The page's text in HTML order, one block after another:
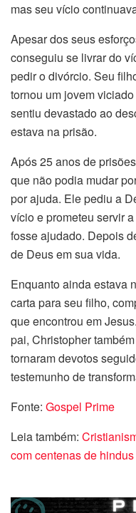
mas seu vício
Apesar dos seus
conseguiu se livrar do
pedir o divórcio. Seu
tornou um jovem
sentiu devastado ao
estava na prisão.
Após 25 anos de
que não podia mudar
por ajuda. Ele pediu a
vício e prometeu servir
fosse ajudado. Depois
de Deus em sua vida.
Enquanto ainda estava
carta para seu filho,
que encontrou em
pai, Christopher
tornaram devotos
testemunho de
Fonte: Gospel Prime
Leia também:
com centenas de